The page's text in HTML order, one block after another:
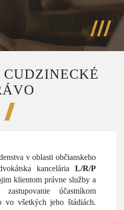
CUDZINECKÉ
v oblasti občianskeho
kancelária L/R/P
klientom právne služby a
účastníkom
vo všetkých jeho štádiách.